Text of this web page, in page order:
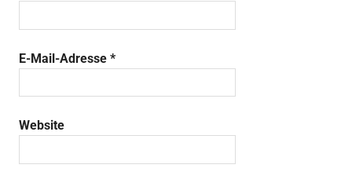
E-Mail-Adresse *
Website